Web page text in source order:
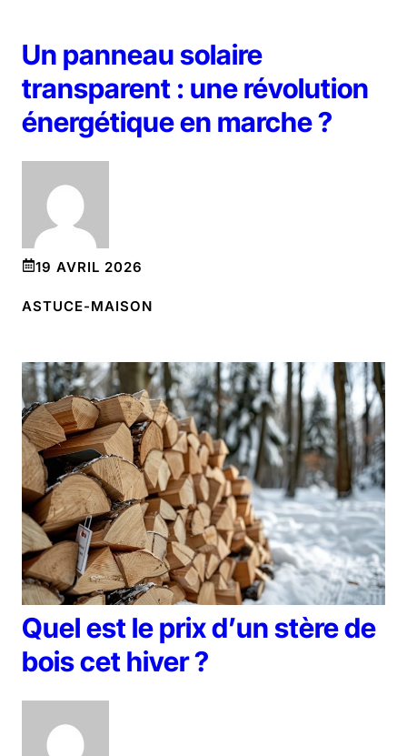
Un panneau solaire
transparent : une révolution
énergétique en marche ?
19 AVRIL 2026
ASTUCE-MAISON
Quel est le prix d’un stère de
bois cet hiver ?